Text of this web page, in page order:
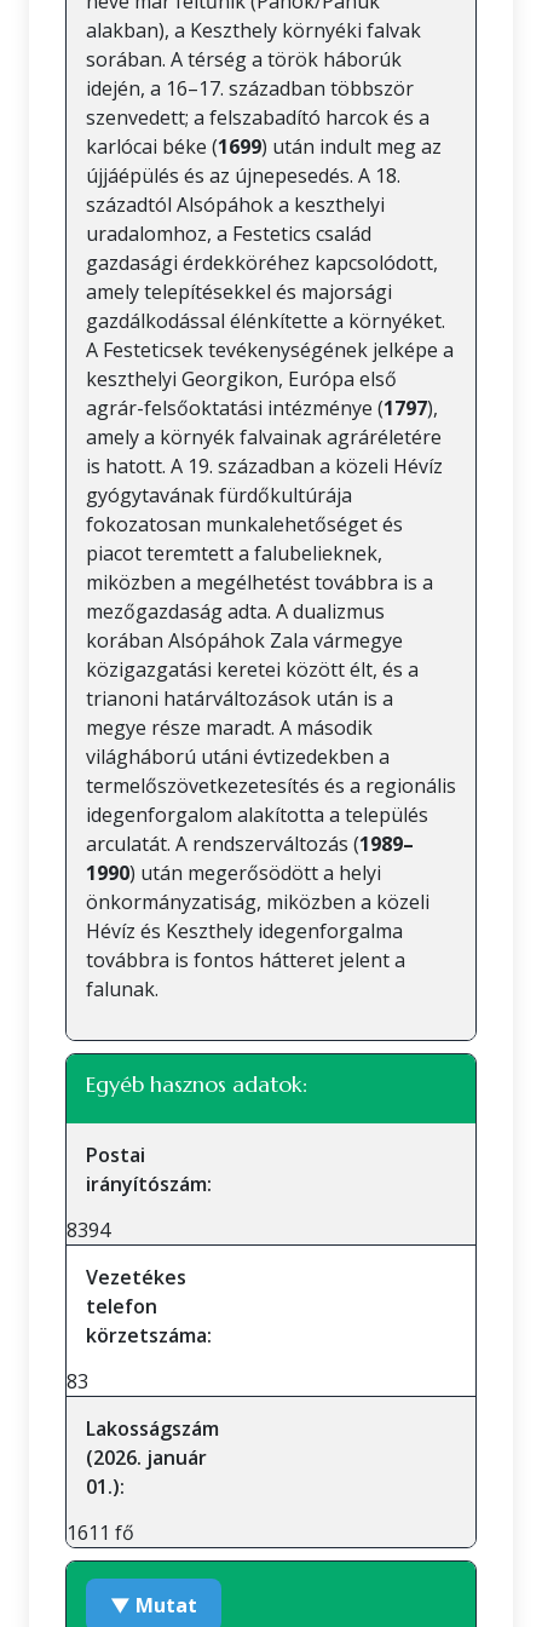
alakban), a Keszthely környéki falvak
sorában. A térség a török háborúk
idején, a 16–17. században többször
szenvedett; a felszabadító harcok és a
karlócai béke (1699) után indult meg az
újjáépülés és az újnepesedés. A 18.
századtól Alsópáhok a keszthelyi
uradalomhoz, a Festetics család
gazdasági érdekköréhez kapcsolódott,
amely telepítésekkel és majorsági
gazdálkodással élénkítette a környéket.
A Festeticsek tevékenységének jelképe a
keszthelyi Georgikon, Európa első
agrár-felsőoktatási intézménye (1797),
amely a környék falvainak agráréletére
is hatott. A 19. században a közeli Hévíz
gyógytavának fürdőkultúrája
fokozatosan munkalehetőséget és
piacot teremtett a falubelieknek,
miközben a megélhetést továbbra is a
mezőgazdaság adta. A dualizmus
korában Alsópáhok Zala vármegye
közigazgatási keretei között élt, és a
trianoni határváltozások után is a
megye része maradt. A második
világháború utáni évtizedekben a
termelőszövetkezetesítés és a regionális
idegenforgalom alakította a település
arculatát. A rendszerváltozás (1989–
1990) után megerősödött a helyi
önkormányzatiság, miközben a közeli
Hévíz és Keszthely idegenforgalma
továbbra is fontos hátteret jelent a
falunak.
Egyéb hasznos adatok:
Postai
irányítószám:
8394
Vezetékes
telefon
körzetszáma:
83
Lakosságszám
(2026. január
01.):
1611 fő
▼ Mutat